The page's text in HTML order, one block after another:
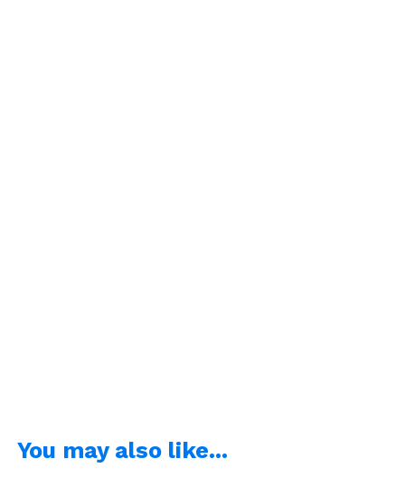
You may also like...